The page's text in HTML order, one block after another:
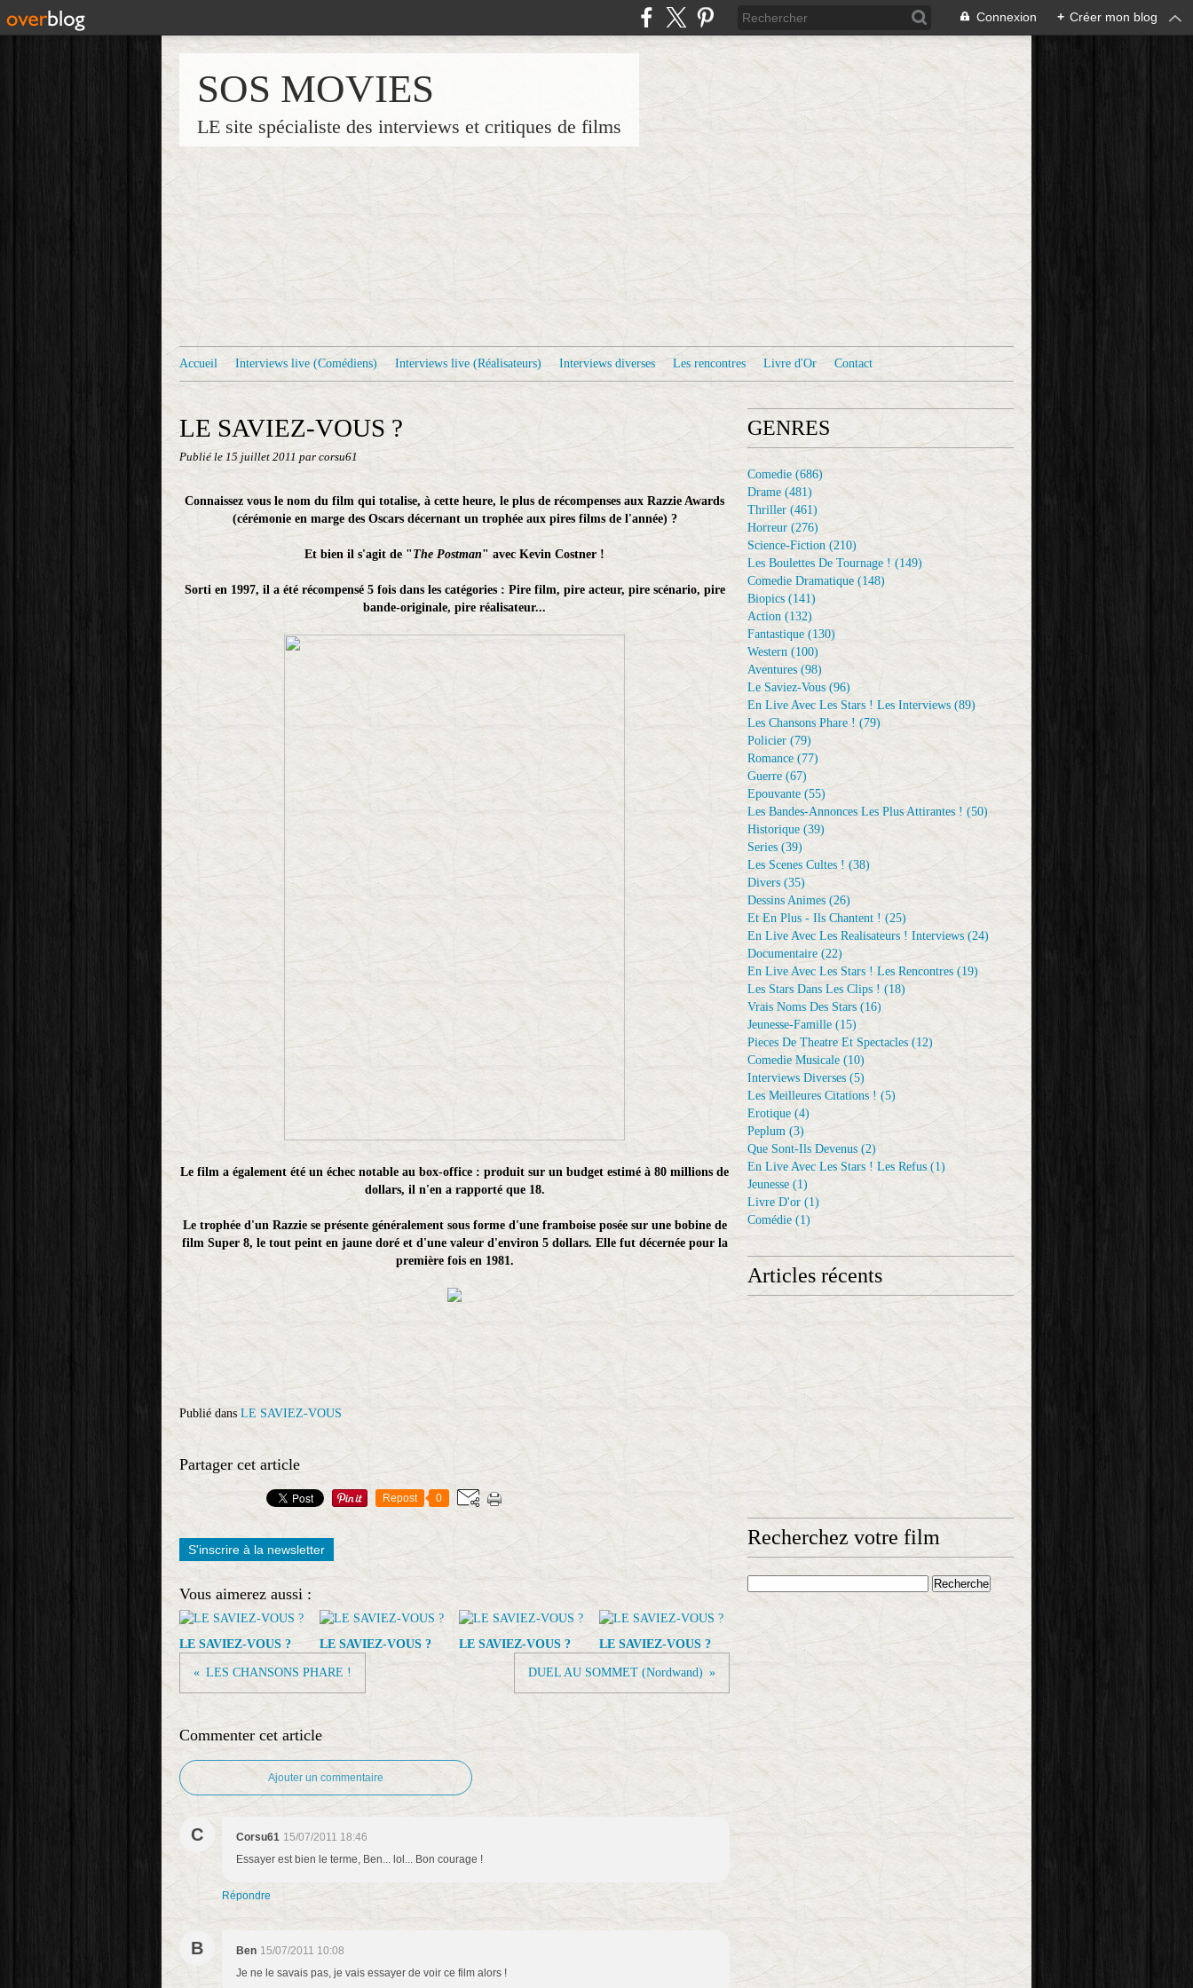
Connexion + Créer mon blog
SOS MOVIES
LE site spécialiste des interviews et critiques de films
Accueil Interviews live (Comédiens) Interviews live (Réalisateurs) Interviews diverses Les rencontres Livre d'Or Contact
LE SAVIEZ-VOUS ?
Publié le 15 juillet 2011 par corsu61
Connaissez vous le nom du film qui totalise, à cette heure, le plus de récompenses aux Razzie Awards
(cérémonie en marge des Oscars décernant un trophée aux pires films de l'année) ?
Et bien il s'agit de "The Postman" avec Kevin Costner !
Sorti en 1997, il a été récompensé 5 fois dans les catégories : Pire film, pire acteur, pire scénario, pire
bande-originale, pire réalisateur...
Le film a également été un échec notable au box-office : produit sur un budget estimé à 80 millions de
dollars, il n'en a rapporté que 18.
Le trophée d'un Razzie se présente généralement sous forme d'une framboise posée sur une bobine de
film Super 8, le tout peint en jaune doré et d'une valeur d'environ 5 dollars. Elle fut décernée pour la
première fois en 1981.
Publié dans LE SAVIEZ-VOUS
Partager cet article
Repost 0
S'inscrire à la newsletter
Vous aimerez aussi :
LE SAVIEZ-VOUS ? LE SAVIEZ-VOUS ? LE SAVIEZ-VOUS ? LE SAVIEZ-VOUS ?
LES CHANSONS PHARE ! DUEL AU SOMMET (Nordwand)
Commenter cet article
Ajouter un commentaire
C Corsu61 15/07/2011 18:46
Essayer est bien le terme, Ben... lol... Bon courage !
Répondre
B Ben 15/07/2011 10:08
Je ne le savais pas, je vais essayer de voir ce film alors !
GENRES
Comedie (686)
Drame (481)
Thriller (461)
Horreur (276)
Science-Fiction (210)
Les Boulettes De Tournage ! (149)
Comedie Dramatique (148)
Biopics (141)
Action (132)
Fantastique (130)
Western (100)
Aventures (98)
Le Saviez-Vous (96)
En Live Avec Les Stars ! Les Interviews (89)
Les Chansons Phare ! (79)
Policier (79)
Romance (77)
Guerre (67)
Epouvante (55)
Les Bandes-Annonces Les Plus Attirantes ! (50)
Historique (39)
Series (39)
Les Scenes Cultes ! (38)
Divers (35)
Dessins Animes (26)
Et En Plus - Ils Chantent ! (25)
En Live Avec Les Realisateurs ! Interviews (24)
Documentaire (22)
En Live Avec Les Stars ! Les Rencontres (19)
Les Stars Dans Les Clips ! (18)
Vrais Noms Des Stars (16)
Jeunesse-Famille (15)
Pieces De Theatre Et Spectacles (12)
Comedie Musicale (10)
Interviews Diverses (5)
Les Meilleures Citations ! (5)
Erotique (4)
Peplum (3)
Que Sont-Ils Devenus (2)
En Live Avec Les Stars ! Les Refus (1)
Jeunesse (1)
Livre D'or (1)
Comédie (1)
Articles récents
Recherchez votre film